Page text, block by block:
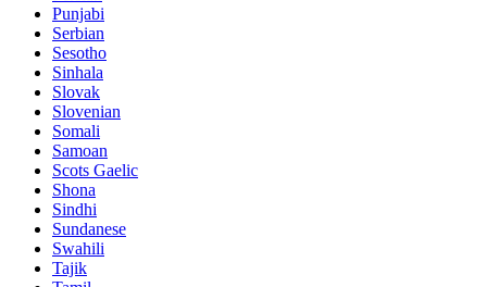
Punjabi
Serbian
Sesotho
Sinhala
Slovak
Slovenian
Somali
Samoan
Scots Gaelic
Shona
Sindhi
Sundanese
Swahili
Tajik